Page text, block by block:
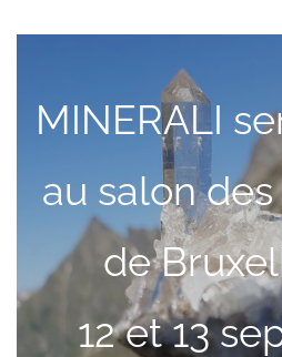
MINERALI
au salon
de
12 et 13